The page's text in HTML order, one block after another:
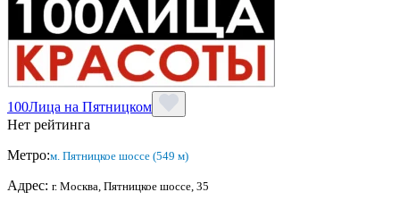
100Лица на Пятницком
Нет рейтинга
Метро:м. Пятницкое шоссе (549 м)
Адрес: г. Москва, Пятницкое шоссе, 35